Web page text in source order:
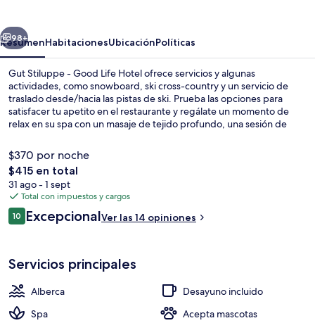
Life
Hotel
Siguiente
98+
ResumenHabitacionesUbicaciónPolíticas
Gut Stiluppe - Good Life Hotel ofrece servicios y algunas
actividades, como snowboard, ski cross-country y un servicio de
traslado desde/hacia las pistas de ski. Prueba las opciones para
satisfacer tu apetito en el restaurante y regálate un momento de
relax en su spa con un masaje de tejido profundo, una sesión de
amenidades a destacar de este hotel de lujo son sus 3 albercas
techadas, su alberca al aire libre y su bar junto a la alberca. También
están disponibles pases de ski, resguardo de equipos de ski y clases
de ski.
$370 por noche
El
precio
total
es
de
$415 en total
31 ago - 1 sept
Total con impuestos y cargos
Opiniones
1010 de 10,
ExcepcionalVer las 14 opiniones
Servicios principales
Alberca
Desayuno incluido
Spa
Acepta mascotas